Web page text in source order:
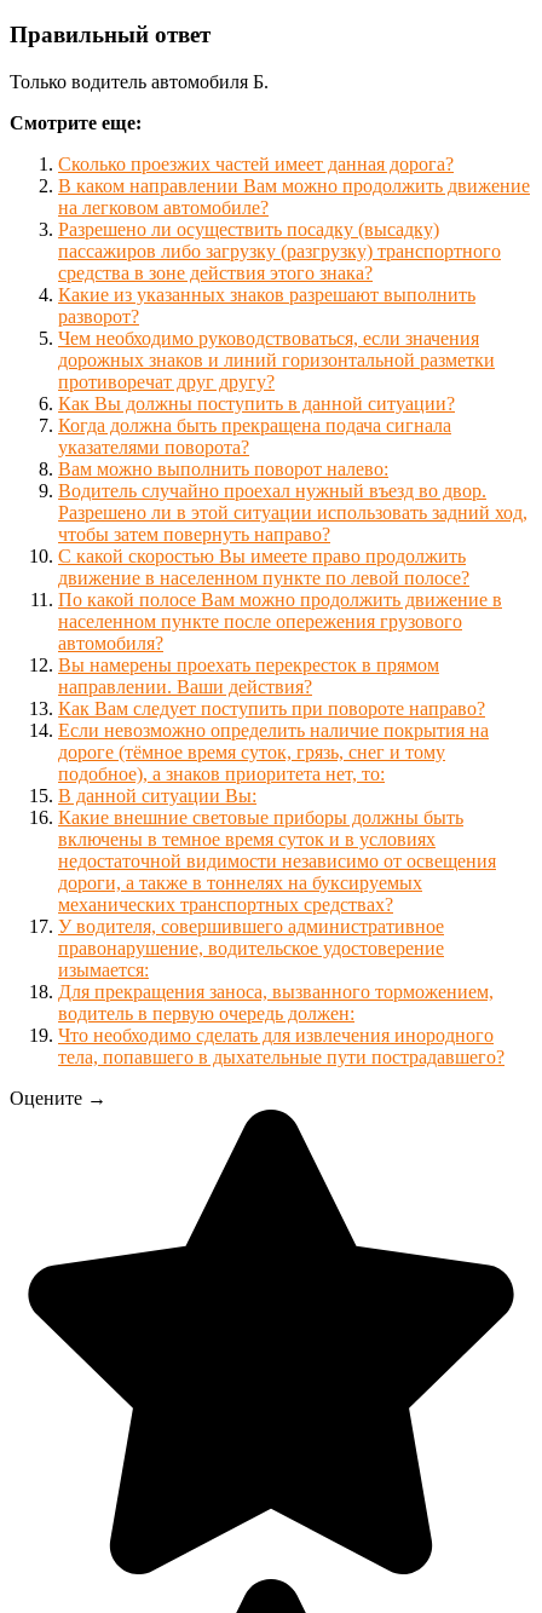
Правильный ответ
Только водитель автомобиля Б.
Смотрите еще:
Сколько проезжих частей имеет данная дорога?
В каком направлении Вам можно продолжить движение
на легковом автомобиле?
Разрешено ли осуществить посадку (высадку)
пассажиров либо загрузку (разгрузку) транспортного
средства в зоне действия этого знака?
Какие из указанных знаков разрешают выполнить
разворот?
Чем необходимо руководствоваться, если значения
дорожных знаков и линий горизонтальной разметки
противоречат друг другу?
Как Вы должны поступить в данной ситуации?
Когда должна быть прекращена подача сигнала
указателями поворота?
Вам можно выполнить поворот налево:
Водитель случайно проехал нужный въезд во двор.
Разрешено ли в этой ситуации использовать задний ход,
чтобы затем повернуть направо?
С какой скоростью Вы имеете право продолжить
движение в населенном пункте по левой полосе?
По какой полосе Вам можно продолжить движение в
населенном пункте после опережения грузового
автомобиля?
Вы намерены проехать перекресток в прямом
направлении. Ваши действия?
Как Вам следует поступить при повороте направо?
Если невозможно определить наличие покрытия на
дороге (тёмное время суток, грязь, снег и тому
подобное), а знаков приоритета нет, то:
В данной ситуации Вы:
Какие внешние световые приборы должны быть
включены в темное время суток и в условиях
недостаточной видимости независимо от освещения
дороги, а также в тоннелях на буксируемых
механических транспортных средствах?
У водителя, совершившего административное
правонарушение, водительское удостоверение
изымается:
Для прекращения заноса, вызванного торможением,
водитель в первую очередь должен:
Что необходимо сделать для извлечения инородного
тела, попавшего в дыхательные пути пострадавшего?
Оцените →